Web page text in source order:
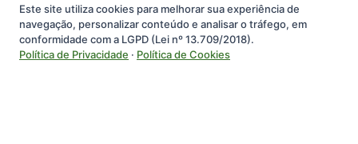
SESI de Cacoal recepciona seus alunos na
volta às aulas e renova metas para o
segundo semestre
Este site utiliza cookies para melhorar sua experiência de
navegação, personalizar conteúdo e analisar o tráfego, em
conformidade com a LGPD (Lei nº 13.709/2018).
Política de Privacidade · Política de Cookies